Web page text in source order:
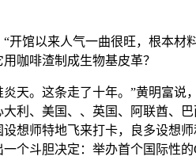
馆以来人气一曲很旺，根本材
咖啡渣制成生物基皮革？
。这条走了十年。”黄明富说
利、美国、、英国、阿联酋、
想师特地飞来打卡，良多设想
个斗胆决定：举办首个国际性